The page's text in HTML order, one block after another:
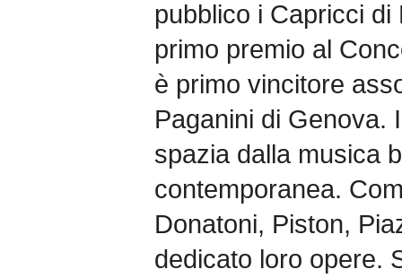
pubblico i Capricci di
primo premio al
è primo vincitore
Paganini di Genova.
spazia dalla musica
contemporanea.
Donatoni, Piston,
dedicato loro opere.